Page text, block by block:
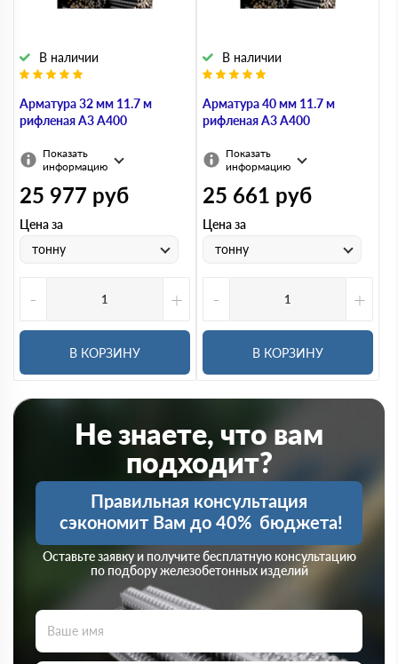
Арматура 32 мм 11.7 м
рифленая А3 А400
В наличии
Показать
информацию
25 977 руб
Цена за
тонну
- +
В КОРЗИНУ
Арматура 40 мм 11.7 м
рифленая А3 А400
В наличии
Показать
информацию
25 661 руб
Цена за
тонну
- +
В КОРЗИНУ
Не знаете, что вам
подходит?
Правильная консультация
сэкономит Вам до 40% бюджета!
Оставьте заявку и получите бесплатную консультацию
по подбору железобетонных изделий